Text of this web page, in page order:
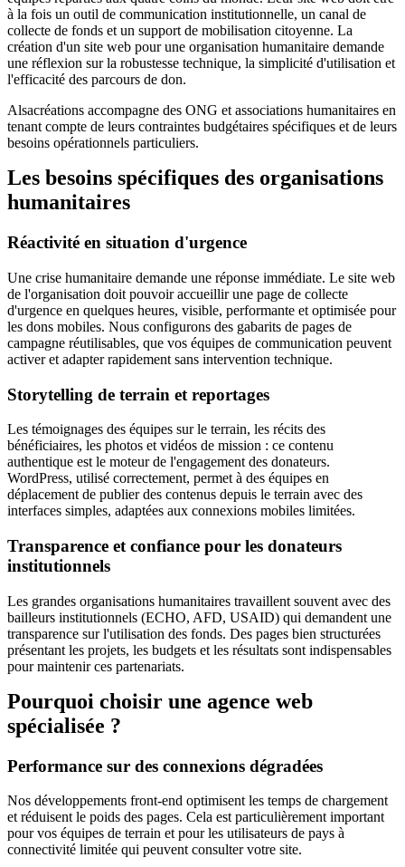
à la fois un outil de communication institutionnelle, un canal de
collecte de fonds et un support de mobilisation citoyenne. La
création d'un site web pour une organisation humanitaire demande
une réflexion sur la robustesse technique, la simplicité d'utilisation et
l'efficacité des parcours de don.
Alsacréations accompagne des ONG et associations humanitaires en
tenant compte de leurs contraintes budgétaires spécifiques et de leurs
besoins opérationnels particuliers.
Les besoins spécifiques des organisations
humanitaires
Réactivité en situation d'urgence
Une crise humanitaire demande une réponse immédiate. Le site web
de l'organisation doit pouvoir accueillir une page de collecte
d'urgence en quelques heures, visible, performante et optimisée pour
les dons mobiles. Nous configurons des gabarits de pages de
campagne réutilisables, que vos équipes de communication peuvent
activer et adapter rapidement sans intervention technique.
Storytelling de terrain et reportages
Les témoignages des équipes sur le terrain, les récits des
bénéficiaires, les photos et vidéos de mission : ce contenu
authentique est le moteur de l'engagement des donateurs.
WordPress, utilisé correctement, permet à des équipes en
déplacement de publier des contenus depuis le terrain avec des
interfaces simples, adaptées aux connexions mobiles limitées.
Transparence et confiance pour les donateurs
institutionnels
Les grandes organisations humanitaires travaillent souvent avec des
bailleurs institutionnels (ECHO, AFD, USAID) qui demandent une
transparence sur l'utilisation des fonds. Des pages bien structurées
présentant les projets, les budgets et les résultats sont indispensables
pour maintenir ces partenariats.
Pourquoi choisir une agence web
spécialisée ?
Performance sur des connexions dégradées
Nos développements front-end optimisent les temps de chargement
et réduisent le poids des pages. Cela est particulièrement important
pour vos équipes de terrain et pour les utilisateurs de pays à
connectivité limitée qui peuvent consulter votre site.